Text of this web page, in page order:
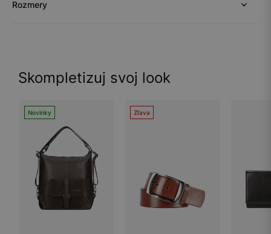
Rozmery
Skompletizuj svoj look
Novinky Zľava